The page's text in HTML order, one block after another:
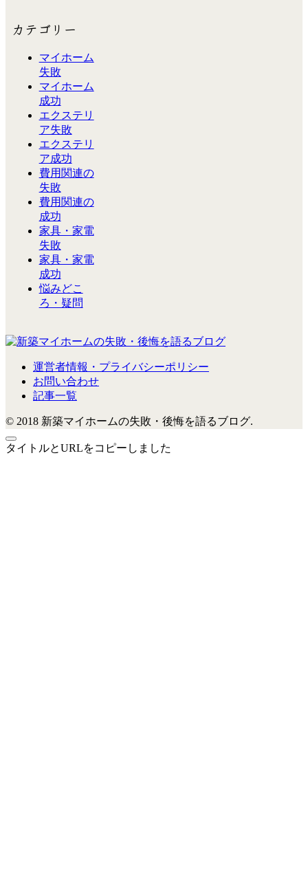
カテゴリー
マイホーム
失敗
マイホーム
成功
エクステリ
ア失敗
エクステリ
ア成功
費用関連の
失敗
費用関連の
成功
家具・家電
失敗
家具・家電
成功
悩みどこ
ろ・疑問
運営者情報・プライバシーポリシー
お問い合わせ
記事一覧
© 2018 新築マイホームの失敗・後悔を語るブログ.
タイトルとURLをコピーしました